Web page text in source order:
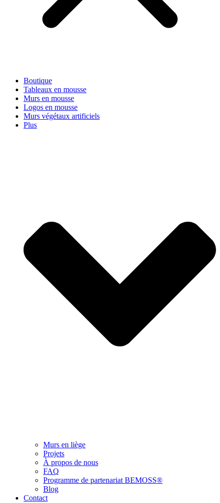
Boutique
Tableaux en mousse
Murs en mousse
Logos en mousse
Murs végétaux artificiels
Plus
Murs en liège
Projets
À propos de nous
FAQ
Programme de partenariat BEMOSS®
Blog
Contact